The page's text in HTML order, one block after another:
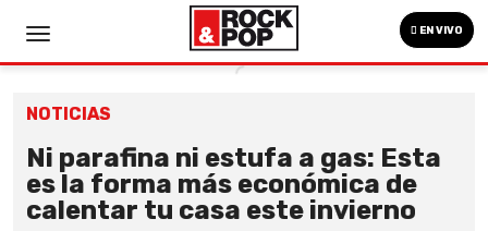
EN VIVO
NOTICIAS
Ni parafina ni estufa a gas: Esta
es la forma más económica de
calentar tu casa este invierno